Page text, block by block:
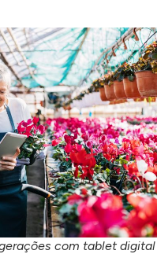
com tablet digital